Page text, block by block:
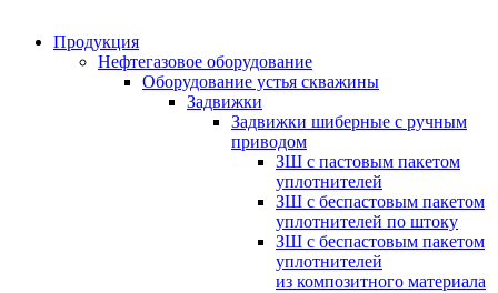
Продукция
Нефтегазовое оборудование
Оборудование устья скважины
Задвижки
Задвижки шиберные с ручным
приводом
ЗШ с пастовым пакетом
уплотнителей
ЗШ с беспастовым пакетом
уплотнителей по штоку
ЗШ с беспастовым пакетом
уплотнителей
из композитного материала